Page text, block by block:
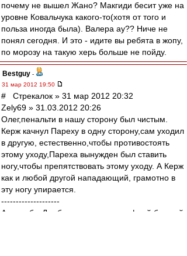
почему не вышел Жано? Макгиди бесит уже на
уровне Ковальчука какого-то(хотя от того и
польза иногда была). Валера ау?? Ниче не
понял сегодня. И это - идите вы ребята в жопу,
по морозу на такую херь больше не пойду.
Bestguy -
31 мар 2012 19:50
# Стрекалок » 31 мар 2012 20:32
Zely69 » 31.03.2012 20:26
Олег,пенальти в нашу сторону был чистым.
Керж качнул Пареху в одну сторону,сам уходил
в другую, естественно,чтобы противостоять
этому уходу,Пареха вынужден был ставить
ногу,чтобы препятствовать этому уходу. А Керж
как и любой другой нападающий, грамотно в
эту ногу упирается.
--------------------
А если бы Дзюба так упал втштрафной бомжей,